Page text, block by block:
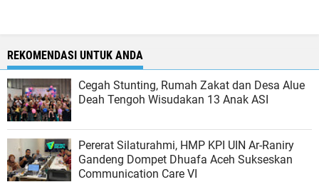
REKOMENDASI UNTUK ANDA
Cegah Stunting, Rumah Zakat dan Desa Alue
Deah Tengoh Wisudakan 13 Anak ASI
Pererat Silaturahmi, HMP KPI UIN Ar-Raniry
Gandeng Dompet Dhuafa Aceh Sukseskan
Communication Care VI